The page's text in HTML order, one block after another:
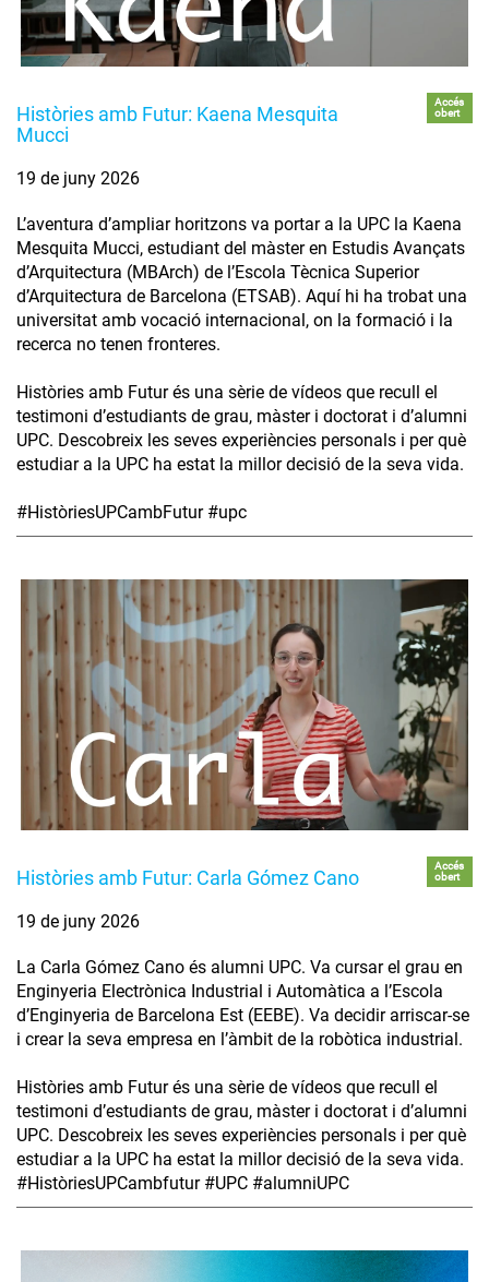
Històries amb Futur: Kaena Mesquita
Mucci
Accés
obert
19 de juny 2026
L’aventura d’ampliar horitzons va portar a la UPC la Kaena
Mesquita Mucci, estudiant del màster en Estudis Avançats
d’Arquitectura (MBArch) de l’Escola Tècnica Superior
d’Arquitectura de Barcelona (ETSAB). Aquí hi ha trobat una
universitat amb vocació internacional, on la formació i la
recerca no tenen fronteres.
Històries amb Futur és una sèrie de vídeos que recull el
testimoni d’estudiants de grau, màster i doctorat i d’alumni
UPC. Descobreix les seves experiències personals i per què
estudiar a la UPC ha estat la millor decisió de la seva vida.
#HistòriesUPCambFutur #upc
Històries amb Futur: Carla Gómez Cano
Accés
obert
19 de juny 2026
La Carla Gómez Cano és alumni UPC. Va cursar el grau en
Enginyeria Electrònica Industrial i Automàtica a l’Escola
d’Enginyeria de Barcelona Est (EEBE). Va decidir arriscar-se
i crear la seva empresa en l’àmbit de la robòtica industrial.
Històries amb Futur és una sèrie de vídeos que recull el
testimoni d’estudiants de grau, màster i doctorat i d’alumni
UPC. Descobreix les seves experiències personals i per què
estudiar a la UPC ha estat la millor decisió de la seva vida.
#HistòriesUPCambfutur #UPC #alumniUPC